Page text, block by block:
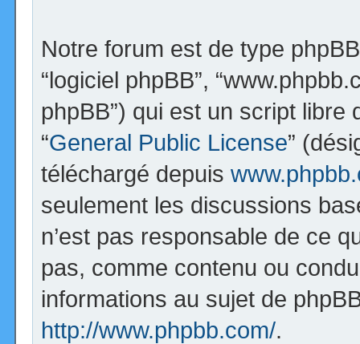
Notre forum est de type phpBB
“logiciel phpBB”,
phpBB”) qui est un script
“General Public License”
téléchargé depuis
seulement les discussions
n’est pas responsable de ce
pas, comme contenu ou
informations au sujet de
http://www.phpbb.com/.